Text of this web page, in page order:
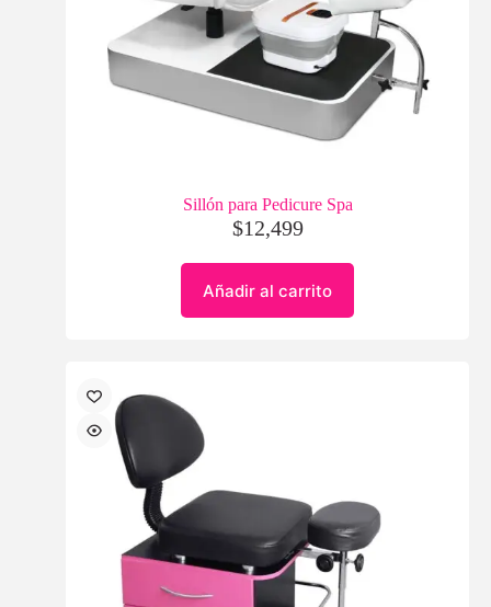
Sillón para Pedicure Spa
$12,499
Añadir al carrito